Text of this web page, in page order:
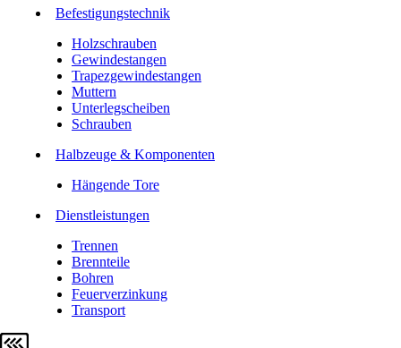
Befesti­gungstechnik
Holzschrauben
Gewindestangen
Trapezgewindestangen
Muttern
Unterlegscheiben
Schrauben
Halbzeuge & Komponenten
Hängende Tore
Dienstleistungen
Trennen
Brennteile
Bohren
Feuerverzinkung
Transport